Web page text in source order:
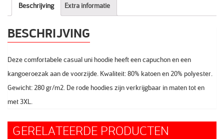
Beschrijving Extra informatie
BESCHRIJVING
Deze comfortabele casual uni hoodie heeft een capuchon en een
kangoeroezak aan de voorzijde. Kwaliteit: 80% katoen en 20% polyester.
Gewicht: 280 gr/m2. De rode hoodies zijn verkrijgbaar in maten tot en
met 3XL.
GERELATEERDE PRODUCTEN